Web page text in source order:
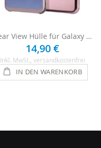
Clear View Hülle für Galaxy S5 - Rosa
14,90 €
Inkl. MwSt. , versandkostenfrei
IN DEN WARENKORB